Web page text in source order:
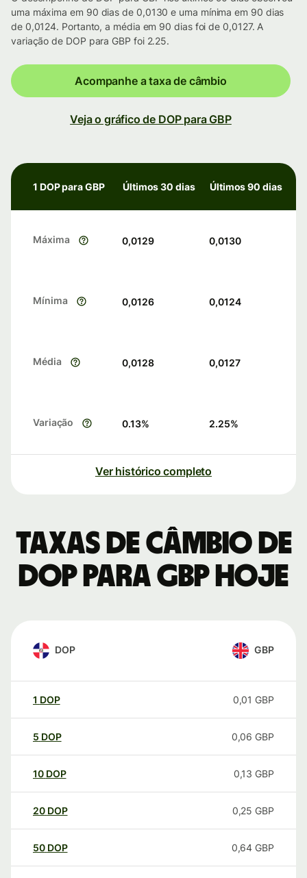
uma máxima em 90 dias de 0,0130 e uma mínima em 90 dias
de 0,0124. Portanto, a média em 90 dias foi de 0,0127. A
variação de DOP para GBP foi 2.25.
Acompanhe a taxa de câmbio
Veja o gráfico de DOP para GBP
1 DOP para GBP Últimos 30 dias Últimos 90 dias
Máxima 0,0129 0,0130
Mínima 0,0126 0,0124
Média 0,0128 0,0127
Variação 0.13% 2.25%
Ver histórico completo
Taxas de câmbio de
DOP para GBP hoje
DOP GBP
1 DOP 0,01 GBP
5 DOP 0,06 GBP
10 DOP 0,13 GBP
20 DOP 0,25 GBP
50 DOP 0,64 GBP